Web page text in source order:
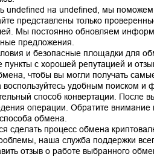
undefined на undefined, мы
представлены только
Мы постоянно обновляем
предложения.
и безопасные площадки для
с хорошей репутацией и
чтобы вы могли получать
удобным поиском
способ конвертации. После
операции. Обратите
обмена.
сделать процесс обмена
наша служба поддержки
отзыв о работе выбранного